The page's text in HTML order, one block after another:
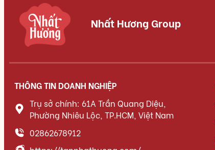
Nhất Hương Group
THÔNG TIN DOANH NGHIỆP
Trụ sở chính: 61A Trần Quang Diệu,
Phường Nhiêu Lộc, TP.HCM, Việt Nam
02862678912